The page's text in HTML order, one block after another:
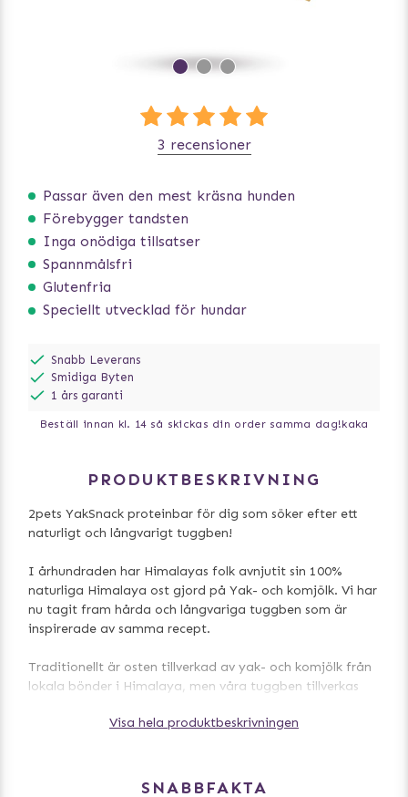
Passar även den mest kräsna hunden
Förebygger tandsten
Inga onödiga tillsatser
Spannmålsfri
Glutenfria
Speciellt utvecklad för hundar
3 recensioner
Snabb Leverans
Smidiga Byten
1 års garanti
Beställ innan kl. 14 så skickas din order samma dag!kaka
PRODUKTBESKRIVNING
2pets YakSnack proteinbar för dig som söker efter ett
naturligt och långvarigt tuggben!
I århundraden har Himalayas folk avnjutit sin 100%
naturliga Himalaya ost gjord på Yak- och komjölk. Vi har
nu tagit fram hårda och långvariga tuggben som är
inspirerade av samma recept.
Traditionellt är osten tillverkad av yak- och komjölk från
lokala bönder i Himalaya, men våra tuggben tillverkas
efter samma traditionella recept som tidigare men med
De hållbara tuggbenen är 100% naturliga och har inga
Visa hela produktbeskrivningen
SNABBFAKTA